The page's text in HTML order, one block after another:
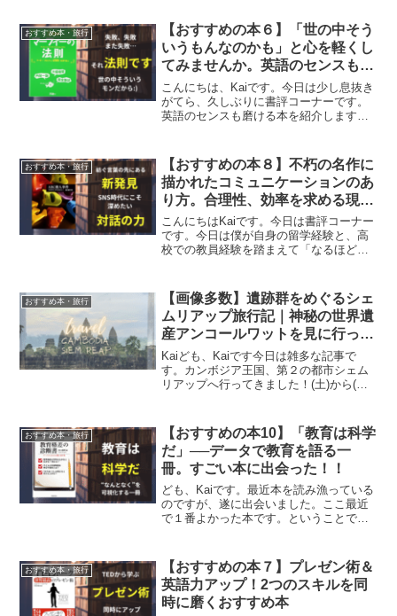
スは「世界で一番美しい街」と言われて
おり歴史的な風景と...
おすすめ本・旅行
【おすすめの本６】「世の中そう
いうもんなのかも」と心を軽くし
てみませんか。英語のセンスも磨
ける世の中の法則をまとめた１
冊。
こんにちは、Kaiです。今日は少し息抜き
がてら、久しぶりに書評コーナーです。
英語のセンスも磨ける本を紹介します。
るのは、アーサー・ブロック 著の愉快な
１冊「２１世紀版 ...
おすすめ本・旅行
【おすすめの本８】不朽の名作に
描かれたコミュニケーションのあ
り方。合理性、効率を求める現代
にこそ突き刺さる１冊。
こんにちはKaiです。今日は書評コーナー
です。今日は僕が自身の留学経験と、高
校での教員経験を踏まえて「なるほど、
介していきます。今回紹介する本は「コ
ミュニケーション」に...
おすすめ本・旅行
【画像多数】遺跡群をめぐるシェ
ムリアップ旅行記｜神秘の世界遺
産アンコールワットを見に行って
きました！
Kaiども、Kaiです今日は雑多な記事で
す。カンボジア王国、第２の都市シェム
リアップへ行ってきました！(土)から(火)
堪能してきました。訪れた場所やその魅
力を伝えたいと...
おすすめ本・旅行
【おすすめの本10】「教育は科学
だ」──データで教育を語る一
冊。すごい本に出会った！！
ども、Kaiです。最近本を読み漁っている
のですが、遂に出会いました。ここ最近
で１番よかった本です。ということで今
断書 データからわかる実態と処方箋
著 ：川口俊明出版...
おすすめ本・旅行
【おすすめの本７】プレゼン術＆
英語力アップ！2つのスキルを同
時に磨くおすすめ本